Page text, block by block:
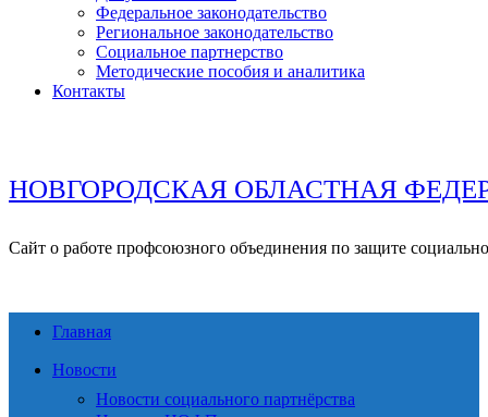
Федеральное законодательство
Региональное законодательство
Социальное партнерство
Методические пособия и аналитика
Контакты
НОВГОРОДСКАЯ ОБЛАСТНАЯ
Сайт о работе профсоюзного объединения по защите
Главная
Новости
Новости социального партнёрства